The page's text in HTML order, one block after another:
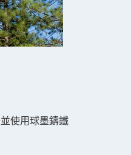
使用球墨鑄鐵